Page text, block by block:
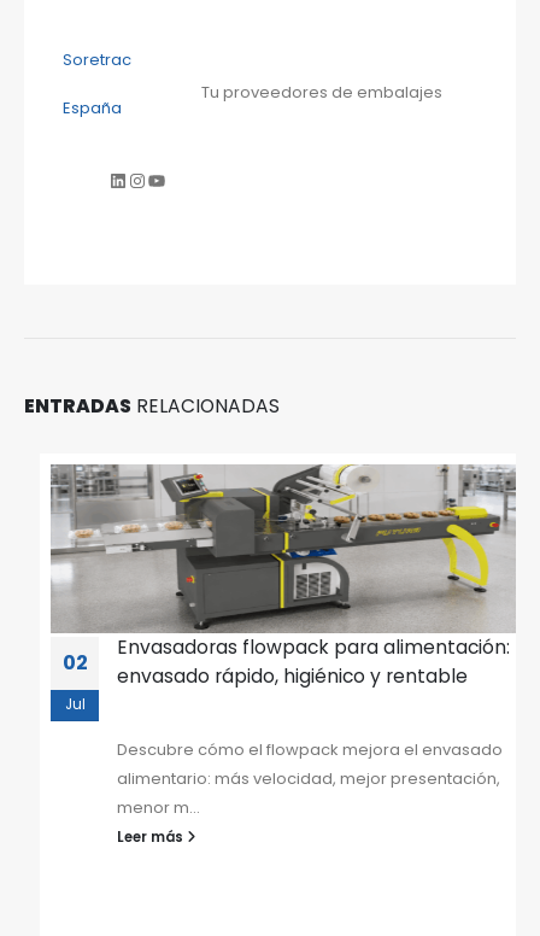
Soretrac
España
Tu proveedores de embalajes
LinkedIn
Instagram
YouTube
ENTRADAS RELACIONADAS
02
Jul
Envasadoras flowpack para alimentación:
envasado rápido, higiénico y rentable
Descubre cómo el flowpack mejora el envasado
alimentario: más velocidad, mejor presentación,
menor m...
Leer más